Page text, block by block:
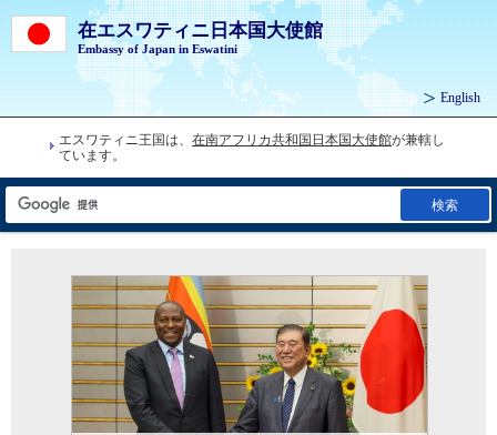
在エスワティニ日本国大使館
Embassy of Japan in Eswatini
English
エスワティニ王国は、 在南アフリカ共和国日本国大使館が兼轄し
ています。
検索